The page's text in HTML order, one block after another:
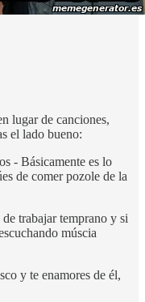
lugar de canciones,
el lado bueno:
- Básicamente es lo
de comer pozole de la
trabajar temprano y si
múscia
y te enamores de él,